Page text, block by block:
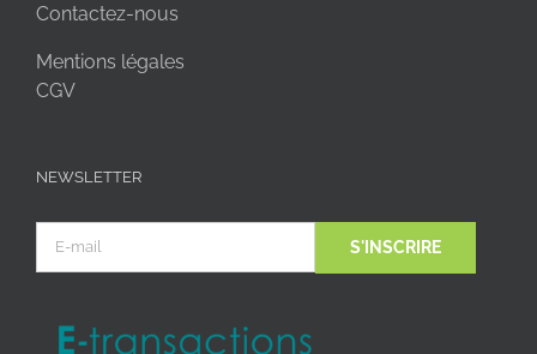
Contactez-nous
Mentions légales
CGV
NEWSLETTER